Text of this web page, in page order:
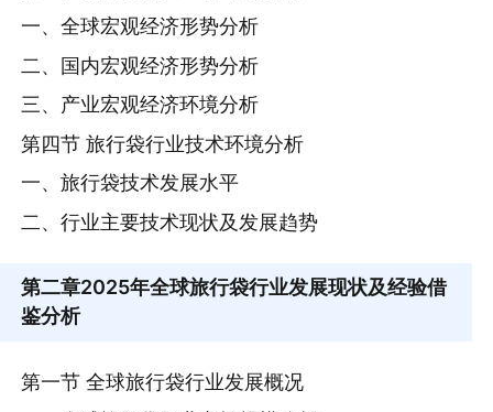
一、全球宏观经济形势分析
二、国内宏观经济形势分析
三、产业宏观经济环境分析
第四节 旅行袋行业技术环境分析
一、旅行袋技术发展水平
二、行业主要技术现状及发展趋势
第二章2025年全球旅行袋行业发展现状及经验借
鉴分析
第一节 全球旅行袋行业发展概况